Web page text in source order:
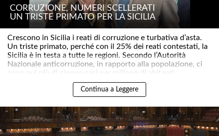
CORRUZIONE, NUMERI SCELLERATI
UN TRISTE PRIMATO PER LA SICILIA
Crescono in Sicilia i reati di corruzione e turbativa d’asta.
Un triste primato, perché con il 25% dei reati contestati, la
Sicilia è in testa a tutte le regioni. Secondo l’Autorità
Nazionale anticorruzione, in rapporto alla popolazione, ci
sono qui più di cinque casi per milione di abitanti..
Continua a Leggere